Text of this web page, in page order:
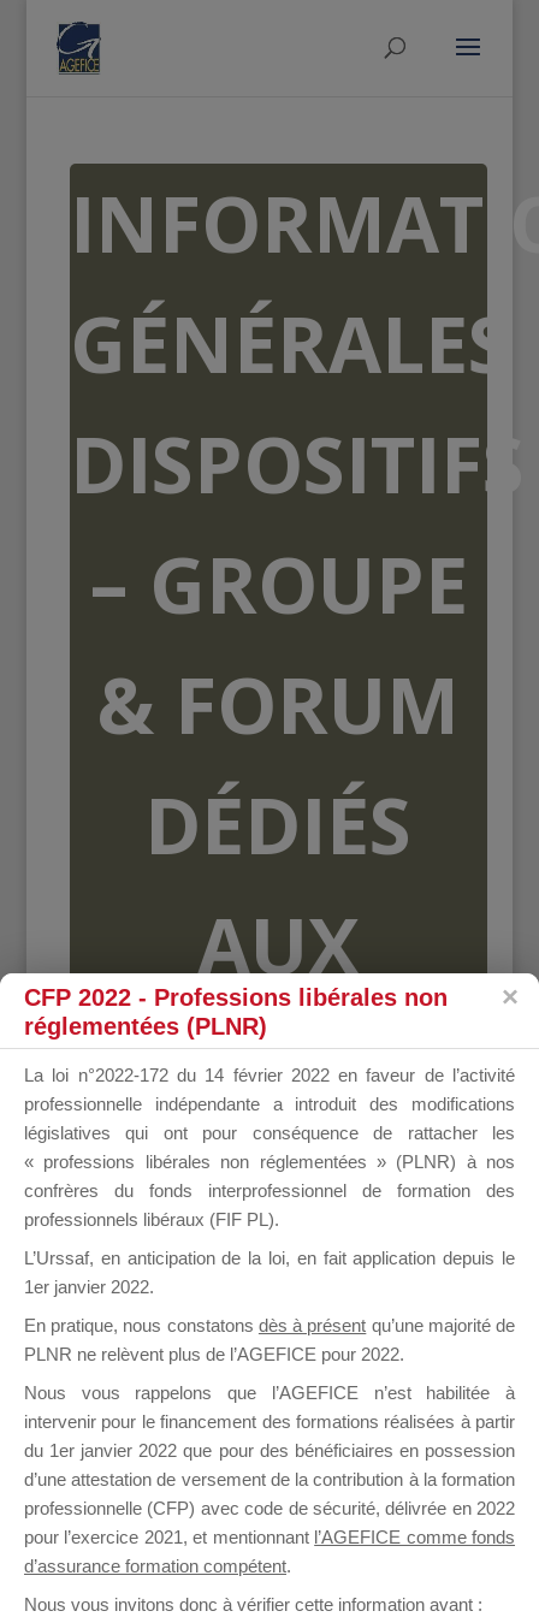
GÉNÉRALES
DISPOSITIFS
– GROUPE
& FORUM
DÉDIÉS
AUX
DE
il y a 4 heures
formation. Il accueille également les Conseillers
CFP 2022 - Professions libérales non
réglementées (PLNR)
La loi n°2022-172 du 14 février 2022 en faveur de l’activité
professionnelle indépendante a introduit des modifications
législatives qui ont pour conséquence de rattacher les
« professions libérales non réglementées » (PLNR) à nos
confrères du fonds interprofessionnel de formation des
professionnels libéraux (FIF PL).
L’Urssaf, en anticipation de la loi, en fait application depuis le
1er janvier 2022.
En pratique, nous constatons dès à présent qu’une majorité de
PLNR ne relèvent plus de l’AGEFICE pour 2022.
Nous vous rappelons que l’AGEFICE n’est habilitée à
intervenir pour le financement des formations réalisées à partir
du 1er janvier 2022 que pour des bénéficiaires en possession
d’une attestation de versement de la contribution à la formation
professionnelle (CFP) avec code de sécurité, délivrée en 2022
pour l’exercice 2021, et mentionnant l’AGEFICE comme fonds
d’assurance formation compétent.
Nous vous invitons donc à vérifier cette information avant :